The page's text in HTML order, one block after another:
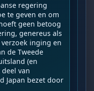
regering
te geven en om
geen betoog
genereus als
inging en
de Tweede
(en
van
Japan bezet door